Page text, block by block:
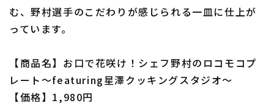
プライバシーポリシー
運営会社（別ウィンドウで開く）
特定商取引法の表示 アルバイト募集 （別ウィンドウで開く
む、野村選手のこだわりが感じられる一皿に仕上が
っています。
【商品名】お口で花咲け！シェフ野村のロコモコプ
レート～featuring星澤クッキングスタジオ～
【価格】1,980円